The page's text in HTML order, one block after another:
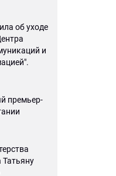
об уходе
и
премьер-
Татьяну